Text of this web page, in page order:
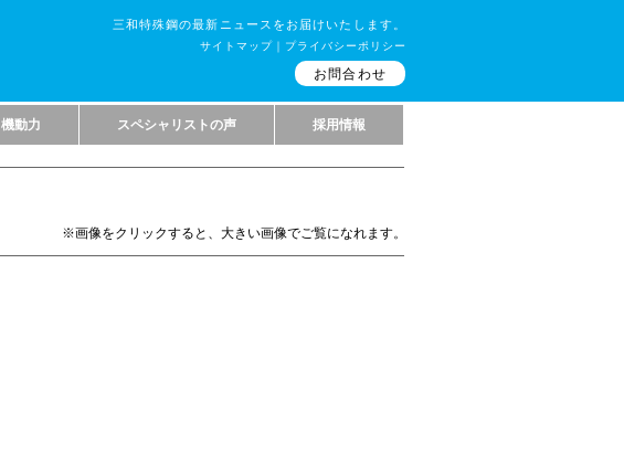
三和特殊鋼の最新ニュースをお届けいたします。
機動力 スペシャリストの声 採用情報
サイトマップ ｜ プライバシーポリシー
お問合わせ
※画像をクリックすると、大きい画像でご覧になれます。